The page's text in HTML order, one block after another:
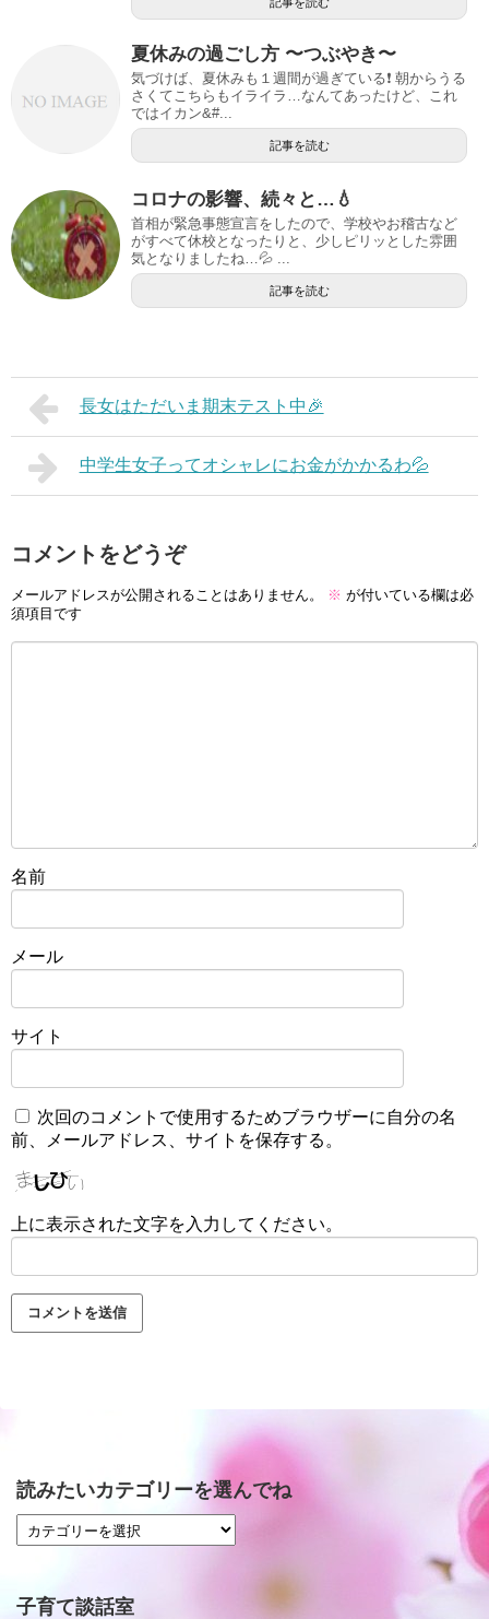
夏休みの過ごし方 〜つぶやき〜
気づけば、夏休みも１週間が過ぎている❗️ 朝からうる
さくてこちらもイライラ…なんてあったけど、これ
ではイカン&#...
記事を読む
コロナの影響、続々と…💧
首相が緊急事態宣言をしたので、学校やお稽古など
がすべて休校となったりと、少しピリッとした雰囲
気となりましたね…💦 ...
記事を読む
長女はただいま期末テスト中🎉
中学生女子ってオシャレにお金がかかるわ💦
コメントをどうぞ
メールアドレスが公開されることはありません。 ※ が付いている欄は必
須項目です
名前
メール
サイト
次回のコメントで使用するためブラウザーに自分の名
前、メールアドレス、サイトを保存する。
上に表示された文字を入力してください。
読みたいカテゴリーを選んでね
子育て談話室